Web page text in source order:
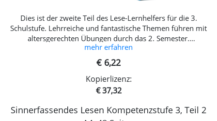
Dies ist der zweite Teil des Lese-Lernhelfers für die 3.
Schulstufe. Lehrreiche und fantastische Themen führen mit
altersgerechten Übungen durch das 2. Semester.
Lesethemen Historische Ereignisse Sagen Mythen Rezepte
Wilde Tiere und vieles mehr
mehr erfahren
€ 6,22
Kopierlizenz:
€ 37,32
Sinnerfassendes Lesen Kompetenzstufe 3, Teil 2